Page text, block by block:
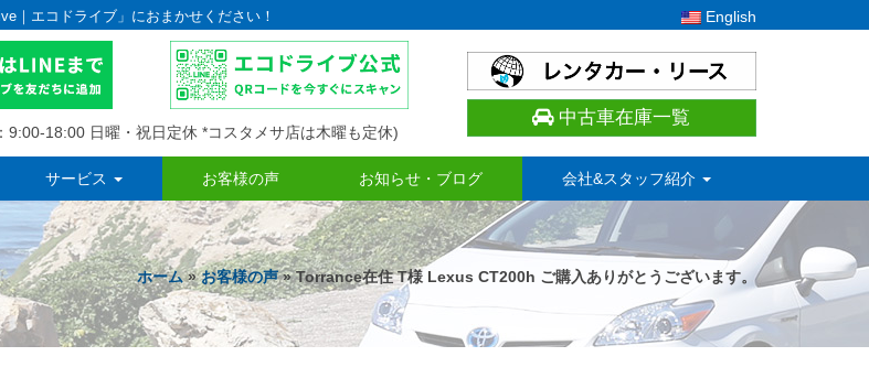
｜エコドライブ」におまかせください！ English
9:00-18:00 日曜・祝日定休 *コスタメサ店は木曜も定休)
中古車在庫一覧
サービス お客様の声 お知らせ・ブログ 会社&スタッフ紹介
ホーム»お客様の声» Torrance在住 T様 Lexus CT200h ご購入ありがとうございます。